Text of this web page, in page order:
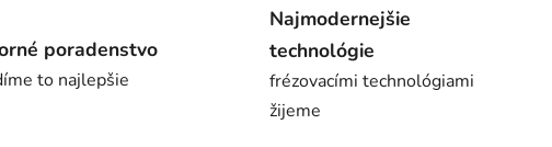
poradenstvo
to najlepšie
Najmodernejšie
technológie
frézovacími technológiami
žijeme